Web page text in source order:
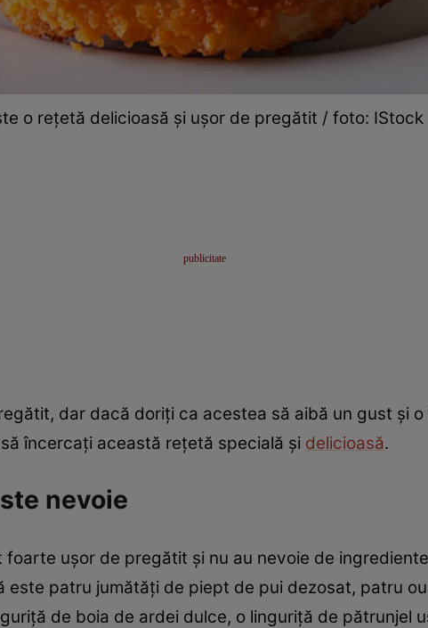
o rețetă delicioasă și ușor de pregătit / foto: IStock
dar dacă doriți ca acestea să aibă un gust și
încercați această rețetă specială și delicioasă.
nevoie
ușor de pregătit și nu au nevoie de
este patru jumătăți de piept de pui dezosat, patru
de boia de ardei dulce, o linguriță de pătrunjel